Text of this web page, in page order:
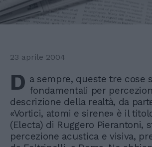
23 aprile 2004
D a sempre, queste tre cose
fondamentali per
descrizione della realtà, da
«Vortici, atomi e sirene» è il
(Electa) di Ruggero Pierantoni,
percezione acustica e visiva,